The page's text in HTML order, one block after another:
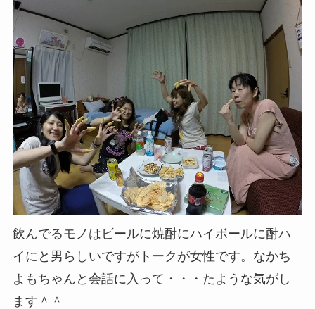
飲んでるモノはビールに焼酎にハイボールに酎ハ
イにと男らしいですがトークが女性です。なかち
よもちゃんと会話に入って・・・たような気がし
ます＾＾